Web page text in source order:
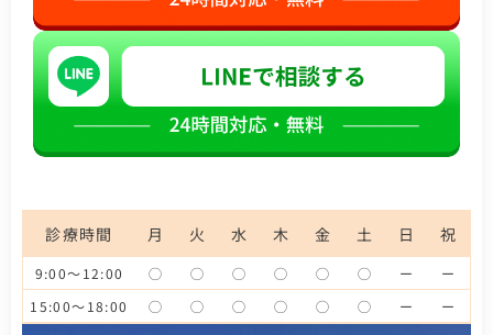
診療時間 月 火 水 木 金 土 日 祝
9:00～12:00 ◯ ◯ ◯ ◯ ◯ ◯ ー
ー
15:00～18:00
◯ ◯ ◯ ◯ ◯ ◯ ー ー